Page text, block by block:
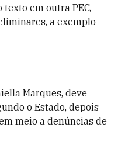
em outra PEC,
a exemplo
Marques, deve
o Estado, depois
meio a denúncias de